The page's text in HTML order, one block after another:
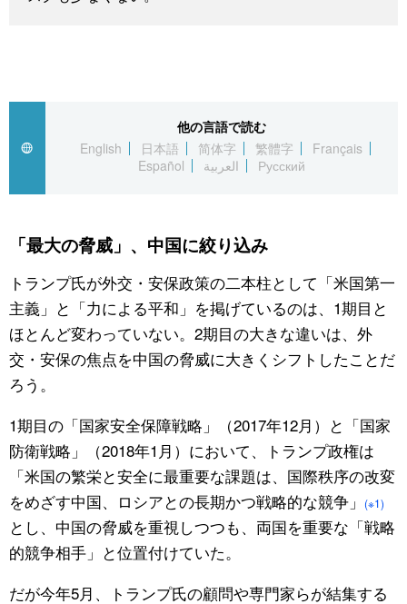
他の言語で読む
English
日本語 简体字 繁體字
Français
Español
العربية Русский
「最大の脅威」、中国に絞り込み
トランプ氏が外交・安保政策の二本柱として「米国第一
主義」と「力による平和」を掲げているのは、1期目と
ほとんど変わっていない。2期目の大きな違いは、外
交・安保の焦点を中国の脅威に大きくシフトしたことだ
ろう。
1期目の「国家安全保障戦略」（2017年12月）と「国家
防衛戦略」（2018年1月）において、トランプ政権は
「米国の繁栄と安全に最重要な課題は、国際秩序の改変
をめざす中国、ロシアとの長期かつ戦略的な競争」
(※1)
とし、中国の脅威を重視しつつも、両国を重要な「戦略
的競争相手」と位置付けていた。
だが今年5月、トランプ氏の顧問や専門家らが結集する